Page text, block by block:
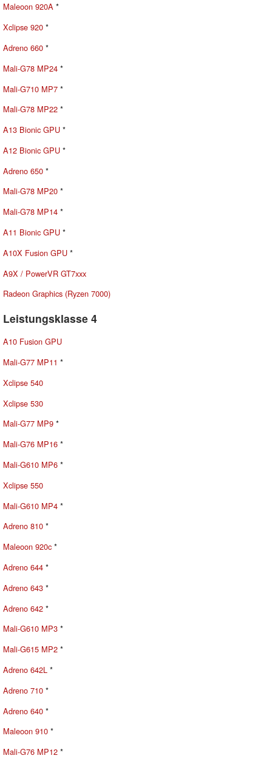
Maleoon 920A *
Xclipse 920 *
Adreno 660 *
Mali-G78 MP24 *
Mali-G710 MP7 *
Mali-G78 MP22 *
A13 Bionic GPU *
A12 Bionic GPU *
Adreno 650 *
Mali-G78 MP20 *
Mali-G78 MP14 *
A11 Bionic GPU *
A10X Fusion GPU *
A9X / PowerVR GT7xxx
Radeon Graphics (Ryzen 7000)
Leistungsklasse 4
A10 Fusion GPU
Mali-G77 MP11 *
Xclipse 540
Xclipse 530
Mali-G77 MP9 *
Mali-G76 MP16 *
Mali-G610 MP6 *
Xclipse 550
Mali-G610 MP4 *
Adreno 810 *
Maleoon 920c *
Adreno 644 *
Adreno 643 *
Adreno 642 *
Mali-G610 MP3 *
Mali-G615 MP2 *
Adreno 642L *
Adreno 710 *
Adreno 640 *
Maleoon 910 *
Mali-G76 MP12 *